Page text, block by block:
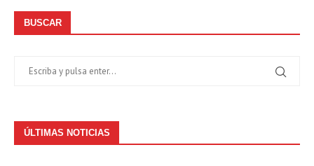
BUSCAR
ÚLTIMAS NOTICIAS